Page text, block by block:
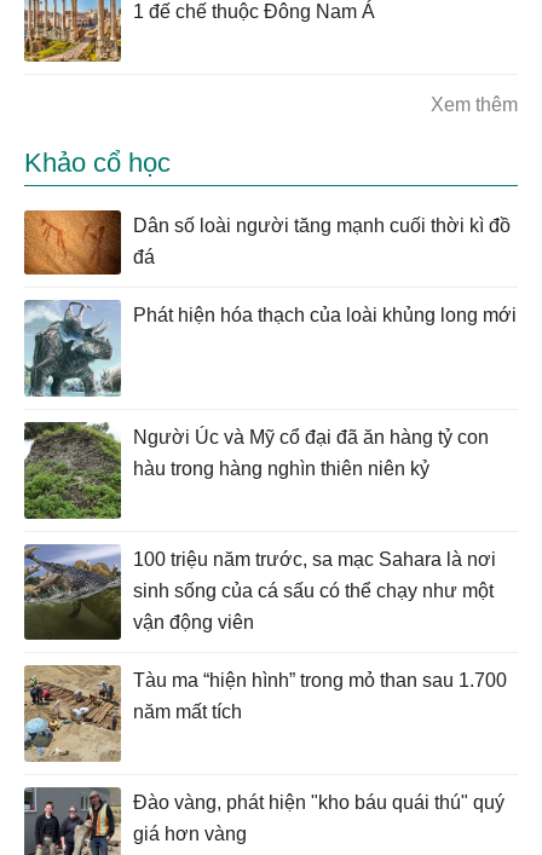
1 đế chế thuộc Đông Nam Á
Xem thêm
Khảo cổ học
Dân số loài người tăng mạnh cuối thời kì đồ
đá
Phát hiện hóa thạch của loài khủng long mới
Người Úc và Mỹ cổ đại đã ăn hàng tỷ con
hàu trong hàng nghìn thiên niên kỷ
100 triệu năm trước, sa mạc Sahara là nơi
sinh sống của cá sấu có thể chạy như một
vận động viên
Tàu ma “hiện hình” trong mỏ than sau 1.700
năm mất tích
Đào vàng, phát hiện "kho báu quái thú" quý
giá hơn vàng